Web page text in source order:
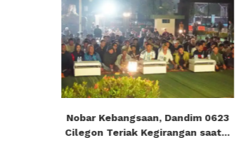
Nobar Kebangsaan, Dandim 0623
Cilegon Teriak Kegirangan saat...